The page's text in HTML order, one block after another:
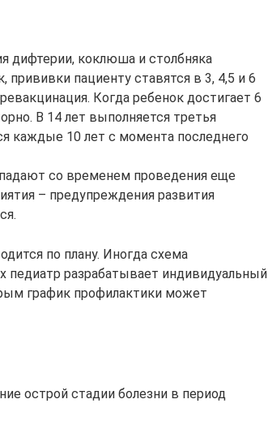
дифтерии, коклюша и столбняка
пациенту ставятся в 3, 4,5 и 6
Когда ребенок достигает 6
В 14 лет выполняется третья
каждые 10 лет с момента последнего
со временем проведения еще
– предупреждения развития
по плану. Иногда схема
педиатр разрабатывает индивидуальный
график профилактики может
острой стадии болезни в период